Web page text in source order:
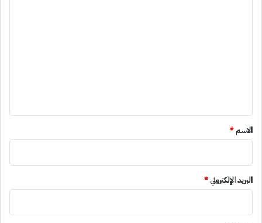
*
الاسم*
البريد الإلكتروني*